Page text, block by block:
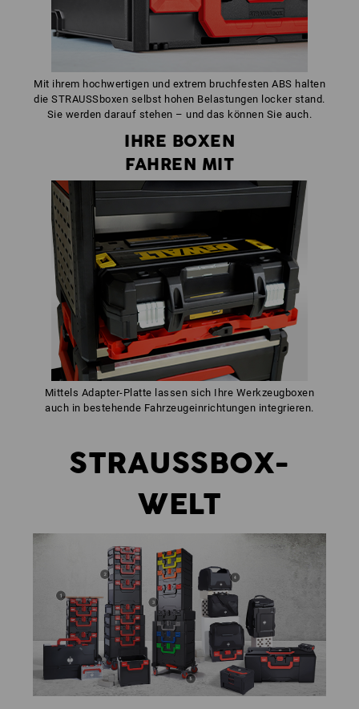
Mit ihrem hochwertigen und extrem bruchfesten ABS halten
die STRAUSSboxen selbst hohen Belastungen locker stand.
Sie werden darauf stehen – und das können Sie auch.
IHRE BOXEN
FAHREN MIT
Mittels Adapter-Platte lassen sich Ihre Werkzeugboxen
auch in bestehende Fahrzeugeinrichtungen integrieren.
STRAUSSBOX-
WELT